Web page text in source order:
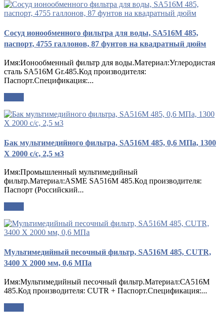
Сосуд ионообменного фильтра для воды, SA516M 485,
паспорт, 4755 галлонов, 87 фунтов на квадратный дюйм
Имя:Ионообменный фильтр для воды.Материал:Углеродистая
сталь SA516M Gr.485.Код производителя:
Паспорт.Спецификация:...
Бак мультимедийного фильтра, SA516M 485, 0,6 МПа, 1300
X 2000 с/с, 2,5 м3
Имя:Промышленный мультимедийный
фильтр.Материал:ASME SA516M 485.Код производителя:
Паспорт (Российский...
Мультимедийный песочный фильтр, SA516M 485, CUTR,
3400 X 2000 мм, 0,6 МПа
Имя:Мультимедийный песочный фильтр.Материал:СА516М
485.Код производителя: CUTR + Паспорт.Спецификация:...